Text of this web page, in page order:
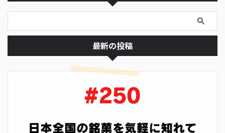
最新の投稿